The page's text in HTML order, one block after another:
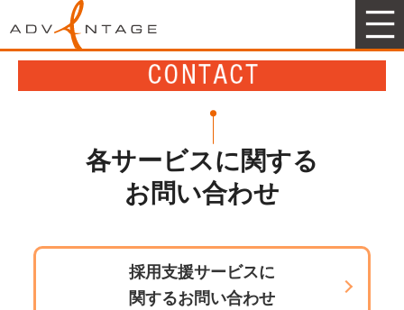
アドヴァンテージマーケティング
各サービスに関する
お問い合わせ
採用支援サービスに
関するお問い合わせ